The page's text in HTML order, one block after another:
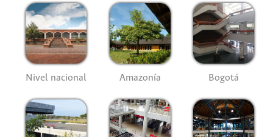
Nivel nacional Amazonía Bogotá